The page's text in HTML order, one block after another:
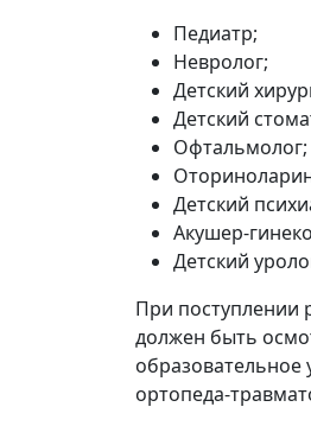
Педиатр;
Невролог;
Детский
Детский
Офтальмолог;
Детский
Акушер-
Детский
При поступлении
должен быть
образовательное
ортопеда-